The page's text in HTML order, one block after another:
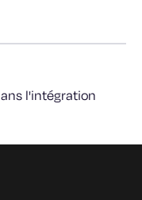
l'intégration